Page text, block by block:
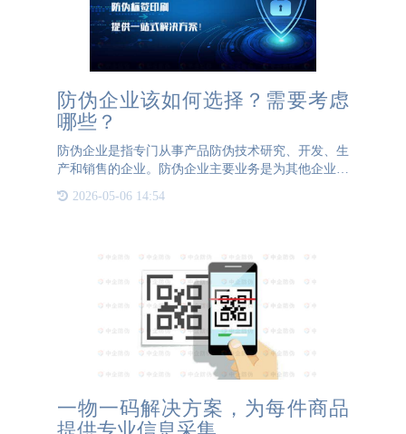
防伪企业该如何选择？需要考虑
哪些？
防伪企业是指专门从事产品防伪技术研究、开发、生
产和销售的企业。防伪企业主要业务是为其他企业提
象和产品的知识产权，同时减少假冒伪劣产品的流通
2026-05-06 14:54
一物一码解决方案，为每件商品